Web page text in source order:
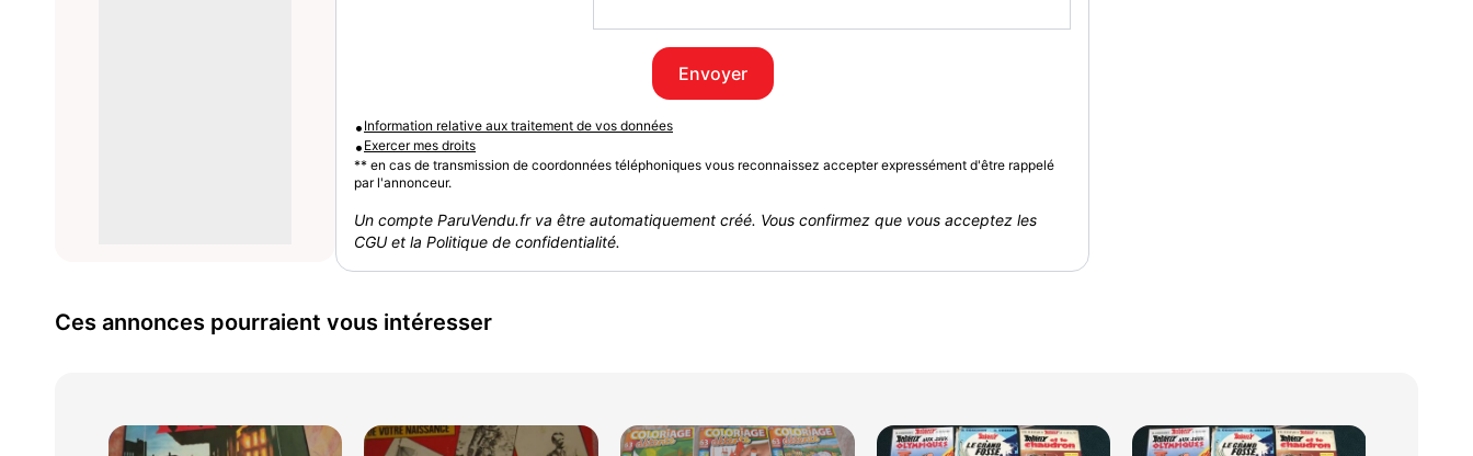
Envoyer
• Information relative aux traitement de vos données
• Exercer mes droits
** en cas de transmission de coordonnées téléphoniques vous reconnaissez accepter expressément d'être rappelé
par l'annonceur.
Un compte ParuVendu.fr va être automatiquement créé. Vous confirmez que vous acceptez les
CGU et la Politique de confidentialité.
Ces annonces pourraient vous intéresser